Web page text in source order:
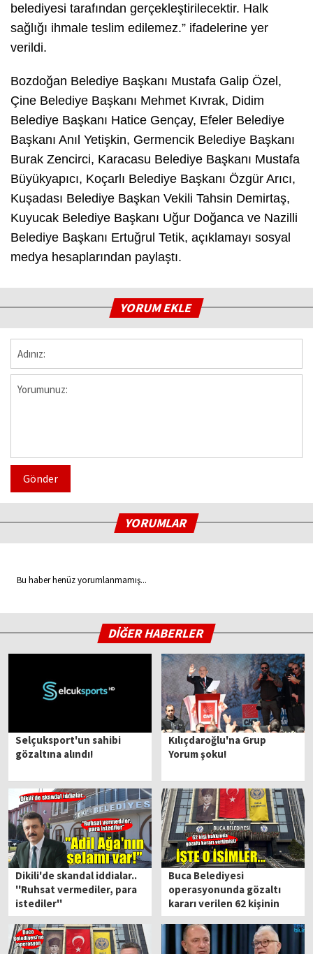
belediyesi tarafından gerçekleştirilecektir. Halk
sağlığı ihmale teslim edilemez.” ifadelerine yer
verildi.
Bozdoğan Belediye Başkanı Mustafa Galip Özel,
Çine Belediye Başkanı Mehmet Kıvrak, Didim
Belediye Başkanı Hatice Gençay, Efeler Belediye
Başkanı Anıl Yetişkin, Germencik Belediye Başkanı
Burak Zencirci, Karacasu Belediye Başkanı Mustafa
Büyükyapıcı, Koçarlı Belediye Başkanı Özgür Arıcı,
Kuşadası Belediye Başkan Vekili Tahsin Demirtaş,
Kuyucak Belediye Başkanı Uğur Doğanca ve Nazilli
Belediye Başkanı Ertuğrul Tetik, açıklamayı sosyal
medya hesaplarından paylaştı.
YORUM EKLE
Gönder
YORUMLAR
Bu haber henüz yorumlanmamış...
DİĞER HABERLER
Selçuksport'un sahibi
gözaltına alındı!
Kılıçdaroğlu'na Grup
Yorum şoku!
Dikili'de skandal iddialar..
''Ruhsat vermediler, para
istediler''
Buca Belediyesi
operasyonunda gözaltı
kararı verilen 62 kişinin
isimleri belli oldu